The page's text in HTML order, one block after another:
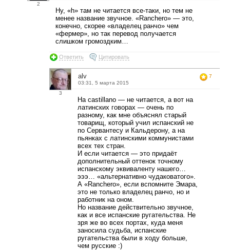
2
Ну, «h» там не читается все-таки, но тем не
менее название звучное. «Ranchero» — это,
конечно, скорее «владелец ранчо» чем
«фермер», но так перевод получается
слишком громоздким…
Ответить Цитировать
3
alv
03:31, 5 марта 2015
7
На castillano — не читается, а вот на
латинских говорах — очень по
разному, как мне объяснял старый
товарищ, который учил испанский не
по Сервантесу и Кальдерону, а на
пьянках с латинскими коммунистами
всех тех стран.
И если читается — это придаёт
дополнительный оттенок точному
испанскому эквиваленту нашего…
эээ… «альтернативно чудаковатого».
А «Ranchero», если вспомните Эмара,
это не только владелец ранчо, но и
работник на оном.
Но название действительно звучное,
как и все испанские ругательства. Не
зря же во всех портах, куда меня
заносила судьба, испанские
ругательства были в ходу больше,
чем русские :)